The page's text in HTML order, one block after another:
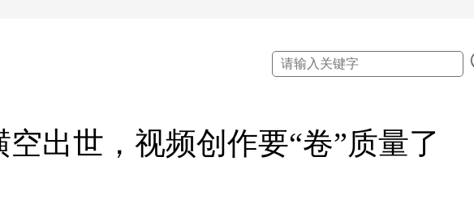
空出世，视频创作要“卷”质量了